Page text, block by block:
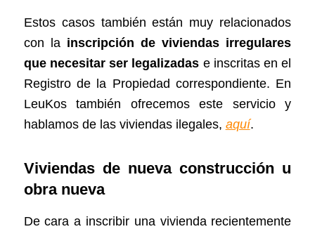
Estos casos también están muy relacionados
con la inscripción de viviendas irregulares
que necesitar ser legalizadas e inscritas en el
Registro de la Propiedad correspondiente. En
LeuKos también ofrecemos este servicio y
hablamos de las viviendas ilegales, aquí.
Viviendas de nueva construcción u
obra nueva
De cara a inscribir una vivienda recientemente